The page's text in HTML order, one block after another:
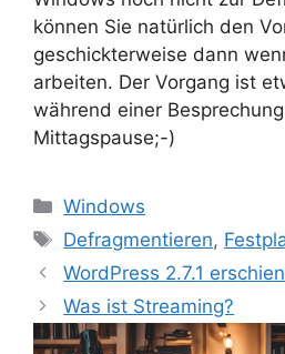
können Sie natürlich den
geschickterweise dann
arbeiten. Der Vorgang ist
während einer
Mittagspause;-)
Kategorien
Windows
Schlagwörter
Defragmentieren,
WordPress 2.7.1
Was ist Streaming?